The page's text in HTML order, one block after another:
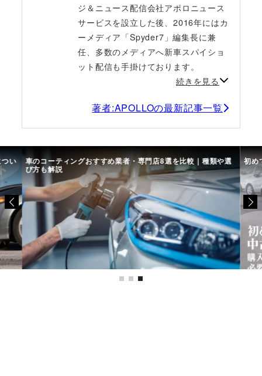
ジ＆ニュース配信会社アポロニュース
サービスを設立した後、2016年にはカ
ーメディア「Spyder7」編集長に兼
任、多数のメディアへ新車スパイショ
ット配信も手掛けております。
続きを見る
著者:APOLLOの最新記事一覧
い 車のコーティングおすすめ業者・専門店8選を比較｜種類や選
び方も解説
初め